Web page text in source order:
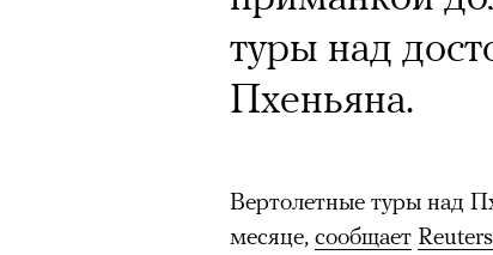
туры над
Пхеньяна.
Вертолетные туры над
месяце, сообщает Reuters